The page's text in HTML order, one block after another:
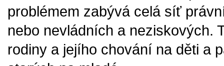
problémem zabývá celá síť
nebo nevládních a neziskových.
rodiny a jejího chování na děti a